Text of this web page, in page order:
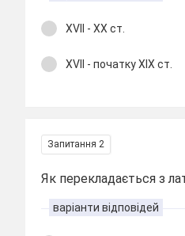
XVII - XX ст.
XVII - початку XIX ст.
Запитання 2
Як перекладається з
варіанти відповідей